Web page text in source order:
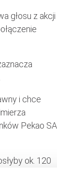
głosu z akcji
i chce
Pekao
ok. 120